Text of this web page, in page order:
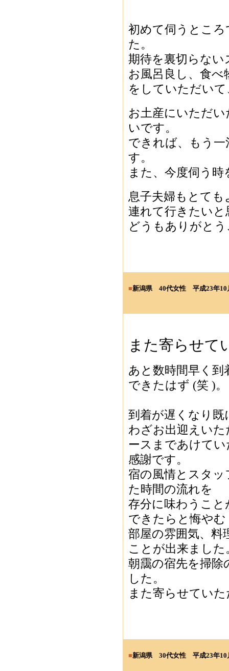
初めて伺うとこ
た。
期待を裏切らな
お風呂良し、食
をしていただい
お土産にいただ
いです。
できれば、もう
す。
また、今度伺う
息子夫婦もとて
連れて行きたい
どうもありがと
■新潟県 40代女性 平成23年10
また寄らせて
あと数時間早く
できたはず (笑 )。
到着が遅くなり
わざお出迎えいた
ースまであけて
感謝です。
宿の風情とスタ
た時間の流れを
存分に味わうこ
できたらと悔や
部屋の雰囲気、料
ことが出来ました
朝靄の宿先を掃
した。
また寄らせてい
■新潟県 30代女性 平成23年10